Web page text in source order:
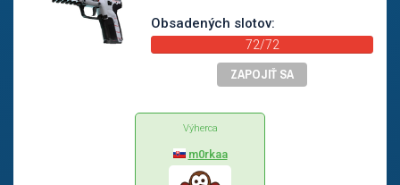
Obsadených slotov:
72/72
ZAPOJIŤ SA
Výherca
m0rkaa